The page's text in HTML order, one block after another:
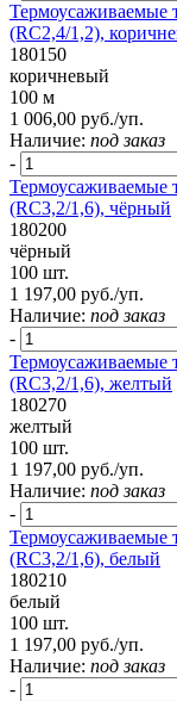
Термоусаживаемые
(RC2,4/1,2),
180150
коричневый
100 м
1 006,00 руб./уп.
Наличие: под заказ
-
Термоусаживаемые
(RC3,2/1,6), чёрный
180200
чёрный
100 шт.
1 197,00 руб./уп.
Наличие: под заказ
-
Термоусаживаемые
(RC3,2/1,6), желтый
180270
желтый
100 шт.
1 197,00 руб./уп.
Наличие: под заказ
-
Термоусаживаемые
(RC3,2/1,6), белый
180210
белый
100 шт.
1 197,00 руб./уп.
Наличие: под заказ
-